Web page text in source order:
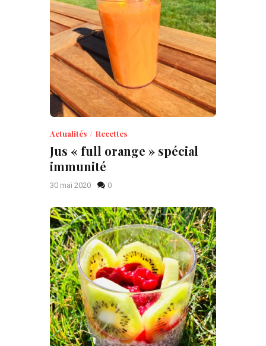
Actualités Recettes
Jus « full orange » spécial
immunité
30 mai 2020 0